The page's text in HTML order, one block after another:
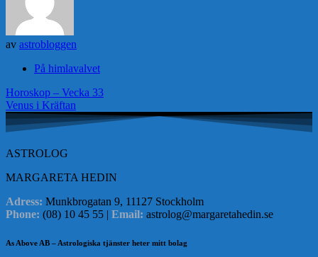
av astrobloggen
På himlavalvet
Inläggsnavigering
Horoskop – Vecka 33
Venus i Kräftan
ASTROLOG
MARGARETA HEDIN
Adress: Munkbrogatan 9, 11127 Stockholm
Phone: (08) 10 45 55 | Email: astrolog@margaretahedin.se
As Above AB – Astrologiska tjänster heter mitt bolag